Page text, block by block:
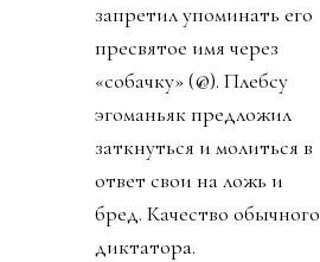
запретил упоминать его
пресвятое имя через
«собачку» (@). Плебсу
эгоманьяк предложил
заткнуться и молиться в
ответ свои на ложь и
бред. Качество обычного
диктатора.